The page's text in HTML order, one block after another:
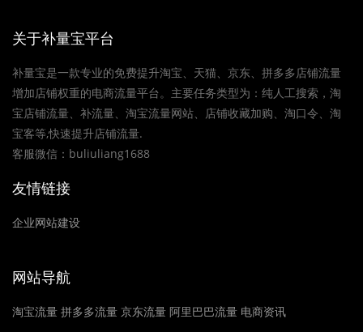
关于补量宝平台
补量宝是一款专业的免费提升淘宝、天猫、京东、拼多多店铺流量
增加店铺权重的电商流量平台。主要任务类型为：纯人工搜索，淘
宝店铺流量、补流量、淘宝流量网站、店铺收藏加购、淘口令、淘
宝客等,快速提升店铺流量.
客服微信：buliuliang1688
友情链接
企业网站建设
网站导航
淘宝流量 拼多多流量 京东流量 阿里巴巴流量 电商资讯